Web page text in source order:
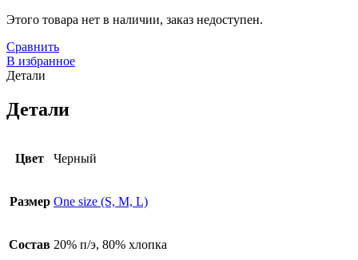
Этого товара нет в наличии, заказ недоступен.
Сравнить
В избранное
Детали
Детали
Цвет Черный
Размер One size (S, M, L)
Состав 20% п/э, 80% хлопка